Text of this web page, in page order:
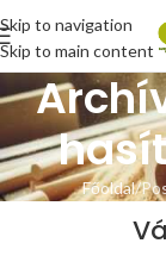
Skip to navigation
Skip to main content
Főoldal